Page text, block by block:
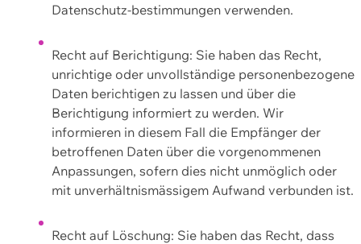
Datenschutz-bestimmungen verwenden.
Recht auf Berichtigung: Sie haben das Recht,
unrichtige oder unvollständige personenbezogene
Daten berichtigen zu lassen und über die
Berichtigung informiert zu werden. Wir
informieren in diesem Fall die Empfänger der
betroffenen Daten über die vorgenommenen
Anpassungen, sofern dies nicht unmöglich oder
mit unverhältnismässigem Aufwand verbunden ist.
Recht auf Löschung: Sie haben das Recht, dass